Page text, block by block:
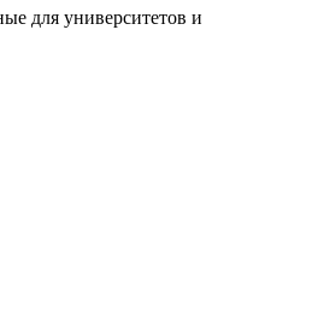
для университетов и